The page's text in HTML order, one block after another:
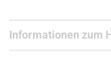
Informationen zum